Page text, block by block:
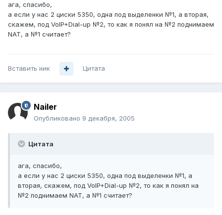
ага, спасибо,
а если у нас 2 циски 5350, одна под выделенки №1, а вторая,
скажем, под VoIP+Dial-up №2, то как я понял на №2 поднимаем
NAT, а №1 считает?
Вставить ник Цитата
Nailer
Опубликовано 9 декабря, 2005
Цитата
ага, спасибо,
а если у нас 2 циски 5350, одна под выделенки №1, а
вторая, скажем, под VoIP+Dial-up №2, то как я понял на
№2 поднимаем NAT, а №1 считает?